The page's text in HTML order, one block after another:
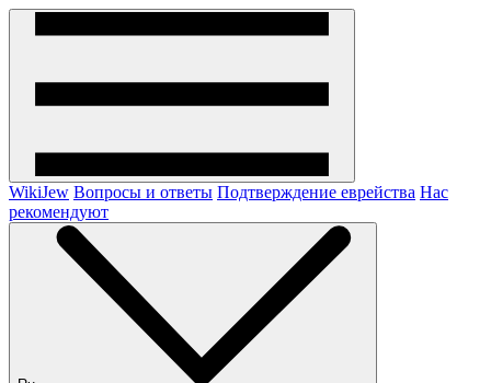
WikiJew Вопросы и ответы Подтверждение еврейства Нас
рекомендуют